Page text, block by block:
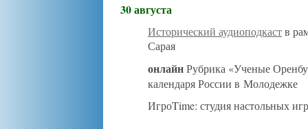
30 августа
Исторический аудиоподкаств
Сарая
онлайнРубрика «Ученые
календаря России в Молодежке
ИгроTime: студия настольных игр